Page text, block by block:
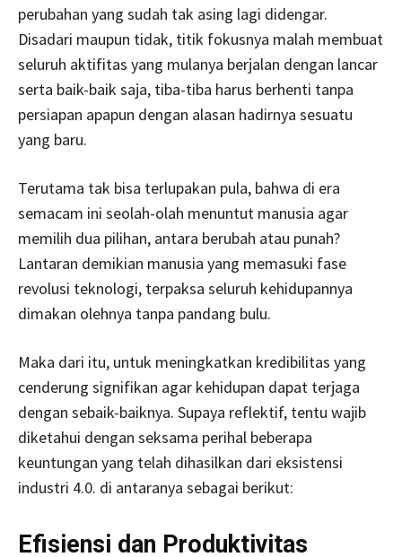
perubahan yang sudah tak asing lagi didengar.
Disadari maupun tidak, titik fokusnya malah membuat
seluruh aktifitas yang mulanya berjalan dengan lancar
serta baik-baik saja, tiba-tiba harus berhenti tanpa
persiapan apapun dengan alasan hadirnya sesuatu
yang baru.
Terutama tak bisa terlupakan pula, bahwa di era
semacam ini seolah-olah menuntut manusia agar
memilih dua pilihan, antara berubah atau punah?
Lantaran demikian manusia yang memasuki fase
revolusi teknologi, terpaksa seluruh kehidupannya
dimakan olehnya tanpa pandang bulu.
Maka dari itu, untuk meningkatkan kredibilitas yang
cenderung signifikan agar kehidupan dapat terjaga
dengan sebaik-baiknya. Supaya reflektif, tentu wajib
diketahui dengan seksama perihal beberapa
keuntungan yang telah dihasilkan dari eksistensi
industri 4.0. di antaranya sebagai berikut:
Efisiensi dan Produktivitas